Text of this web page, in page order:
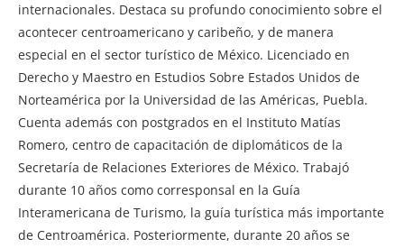
internacionales. Destaca su profundo conocimiento sobre el
acontecer centroamericano y caribeño, y de manera
especial en el sector turístico de México. Licenciado en
Derecho y Maestro en Estudios Sobre Estados Unidos de
Norteamérica por la Universidad de las Américas, Puebla.
Cuenta además con postgrados en el Instituto Matías
Romero, centro de capacitación de diplomáticos de la
Secretaría de Relaciones Exteriores de México. Trabajó
durante 10 años como corresponsal en la Guía
Interamericana de Turismo, la guía turística más importante
de Centroamérica. Posteriormente, durante 20 años se